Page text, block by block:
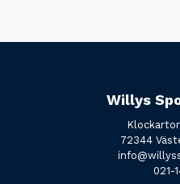
Willys
72344
021-